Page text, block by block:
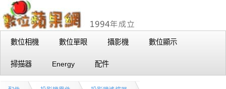
數位相機 數位單眼 攝影機 數位顯示
掃描器 Energy 配件